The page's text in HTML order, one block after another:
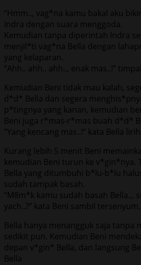
“Hmm.., vag*na kamu bakal aku
Indra dengan suara menggoda.
Kemudian tanpa diperintah Indra
menjil*ti vag*na Bella dengan
yang kelaparan.
“Ahh.. ahh.. ahh.., enak mas..!”
Kemudian Beni tidak mau kalah,
d*d* Bella dan segera
p*tingnya yang kanan, kemudian
Beni juga r*mas-r*mas buah d*d*
“Yang kencang mas..!” kata Bella
Kurang lebih 5 menit Beni
kemudian Beni turun ke v*gin*nya.
Bella yang ditumbuhi b*lu-b*lu
sudah tampak basah.
“M8m*k kamu sudah basah Bella..,
yach..?” kata Beni sambil tersenyum.
Bella hanya menangguk saja tanpa
sedikit pun. Kemudian Beni
depan v*gin* Bella, dan langsung
Bella